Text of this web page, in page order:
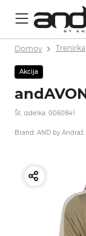
Domov Trenirka
Akcija
Št. izdelka: 0060841
Brand: AND by Andraž